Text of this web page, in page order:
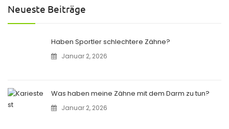
Neueste Beiträge
Haben Sportler schlechtere Zähne?
Januar 2, 2026
Was haben meine Zähne mit dem Darm zu tun?
Januar 2, 2026